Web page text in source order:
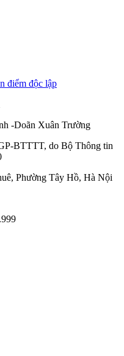
điểm độc lập
-Doãn Xuân Trường
BTTTT, do Bộ Thông tin
Phường Tây Hồ, Hà Nội